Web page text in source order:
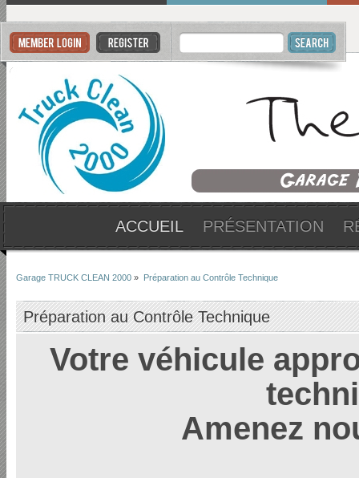
ACCUEIL PRÉSENTATION
Garage TRUCK CLEAN 2000 » Préparation au Contrôle Technique
Préparation au Contrôle Technique
Votre véhicule
Amenez